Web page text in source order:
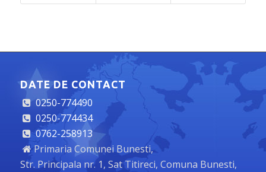
DATE DE CONTACT
0250-774490
0250-774434
0762-258913
Primaria Comunei Bunesti,
Str. Principala nr. 1, Sat Titireci, Comuna Bunesti,